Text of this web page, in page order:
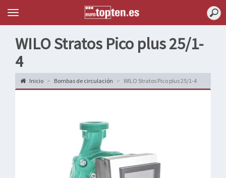
Topten
Menu
WILO Stratos Pico plus 25/1-
4
Inicio Bombas de circulación WILO Stratos Pico plus 25/1-4